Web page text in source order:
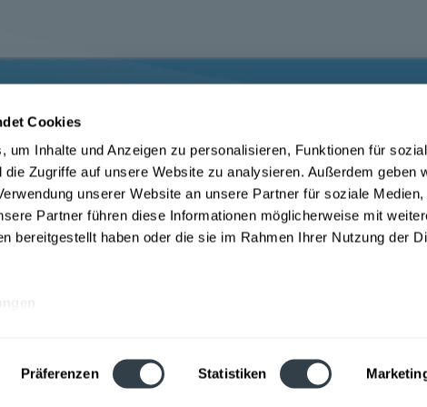
Cookies
um Inhalte und Anzeigen zu personalisieren, Funktionen für
die Zugriffe auf unsere Website zu analysieren. Außerdem geben
unserer Website an unsere Partner für soziale Medien,
Partner führen diese Informationen möglicherweise mit
bereitgestellt haben oder die sie im Rahmen Ihrer Nutzung der
Präferenzen Statistiken
Jugendschutz
Zahlungsbedingungen Augsburg
Widerrufsrecht
Datenschutz Drink now
AGB Drink now
Webseitenbetreiber: Drink now GmbH:
Impressum